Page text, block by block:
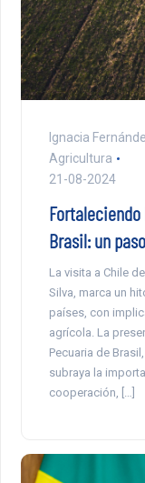
Ignacia
Agricultura
21-08-2024
Brasil: un
La visita a Chile
Silva, marca un
países, con
agrícola. La
Pecuaria de
subraya la
cooperación, […]